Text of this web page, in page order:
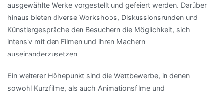
ausgewählte Werke vorgestellt und gefeiert werden. Darüber
hinaus bieten diverse Workshops, Diskussionsrunden und
Künstlergespräche den Besuchern die Möglichkeit, sich
intensiv mit den Filmen und ihren Machern
auseinanderzusetzen.
Ein weiterer Höhepunkt sind die Wettbewerbe, in denen
sowohl Kurzfilme, als auch Animationsfilme und